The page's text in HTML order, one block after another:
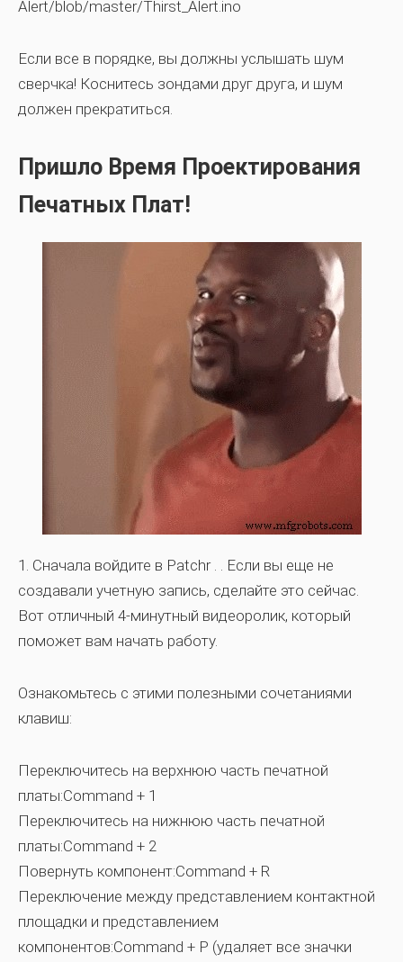
Alert/blob/master/Thirst_Alert.ino
Если все в порядке, вы должны услышать шум
сверчка! Коснитесь зондами друг друга, и шум
должен прекратиться.
Пришло Время Проектирования
Печатных Плат!
1. Сначала войдите в Patchr . . Если вы еще не
создавали учетную запись, сделайте это сейчас.
Вот отличный 4-минутный видеоролик, который
поможет вам начать работу.
Ознакомьтесь с этими полезными сочетаниями
клавиш:
Переключитесь на верхнюю часть печатной
платы:Command + 1
Переключитесь на нижнюю часть печатной
платы:Command + 2
Повернуть компонент:Command + R
Переключение между представлением контактной
площадки и представлением
компонентов:Command + P (удаляет все значки